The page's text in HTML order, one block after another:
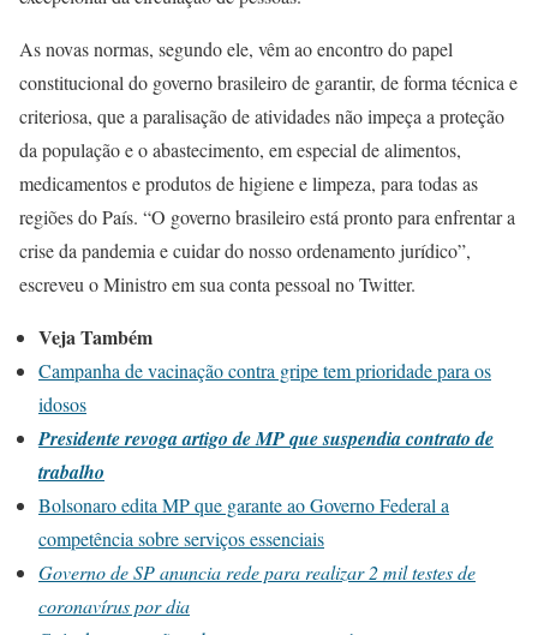
As novas normas, segundo ele, vêm ao encontro do papel
constitucional do governo brasileiro de garantir, de forma técnica e
criteriosa, que a paralisação de atividades não impeça a proteção
da população e o abastecimento, em especial de alimentos,
medicamentos e produtos de higiene e limpeza, para todas as
regiões do País. “O governo brasileiro está pronto para enfrentar a
crise da pandemia e cuidar do nosso ordenamento jurídico”,
escreveu o Ministro em sua conta pessoal no Twitter.
Veja Também
Campanha de vacinação contra gripe tem prioridade para os
idosos
Presidente revoga artigo de MP que suspendia contrato de
trabalho
Bolsonaro edita MP que garante ao Governo Federal a
competência sobre serviços essenciais
Governo de SP anuncia rede para realizar 2 mil testes de
coronavírus por dia